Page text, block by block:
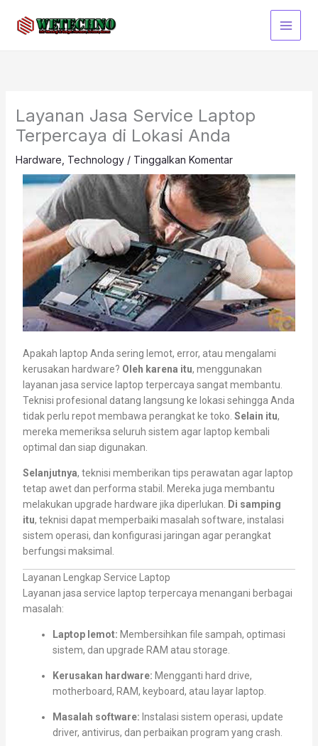
konten
Layanan Jasa Service Laptop
Terpercaya di Lokasi Anda
Hardware Technology/ Tinggalkan Komentar
Apakah laptop Anda sering lemot, error, atau mengalami
kerusakan hardware? Oleh karena itu, menggunakan
layanan jasa service laptop terpercaya sangat membantu.
Teknisi profesional datang langsung ke lokasi sehingga Anda
tidak perlu repot membawa perangkat ke toko. Selain itu,
mereka memeriksa seluruh sistem agar laptop kembali
optimal dan siap digunakan.
Selanjutnya, teknisi memberikan tips perawatan agar laptop
tetap awet dan performa stabil. Mereka juga membantu
melakukan upgrade hardware jika diperlukan.
Di samping
itu, teknisi dapat memperbaiki masalah software, instalasi
sistem operasi, dan konfigurasi jaringan agar perangkat
berfungsi maksimal.
Layanan Lengkap Service Laptop
Layanan jasa service laptop terpercaya menangani berbagai
masalah:
Laptop lemot: Membersihkan file sampah, optimasi
sistem, dan upgrade RAM atau storage.
Kerusakan hardware: Mengganti hard drive,
motherboard, RAM, keyboard, atau layar laptop.
Masalah software: Instalasi sistem operasi, update
driver, antivirus, dan perbaikan program yang crash.